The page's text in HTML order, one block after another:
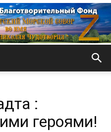
Морской
:
героями!